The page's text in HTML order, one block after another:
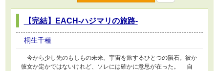
【完結】EACH-ハジマリの旅路-
桐生千種
今から少し先のもしもの未来。宇宙を旅するひとつの隕石。彼か
彼女か定かではないけれど、ソレには確かに意思が在った。 自